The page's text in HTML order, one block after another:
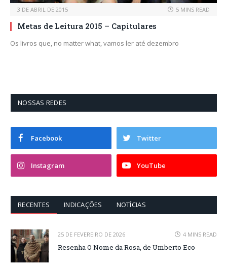
3 DE ABRIL DE 2015 5 MINS READ
Metas de Leitura 2015 – Capitulares
Os livros que, no matter what, vamos ler até dezembro
NOSSAS REDES
Facebook Twitter
Instagram YouTube
RECENTES INDICAÇÕES NOTÍCIAS
25 DE FEVEREIRO DE 2026 4 MINS READ
Resenha O Nome da Rosa, de Umberto Eco